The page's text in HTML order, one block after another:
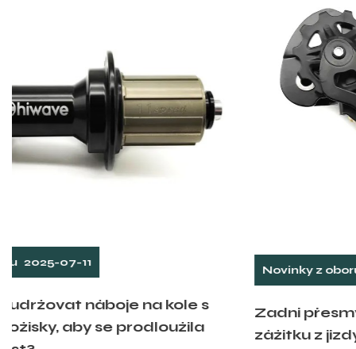
Novinky z oboru
Zadní přesmykací kola: Klíčová součást
zážitku z jízdy